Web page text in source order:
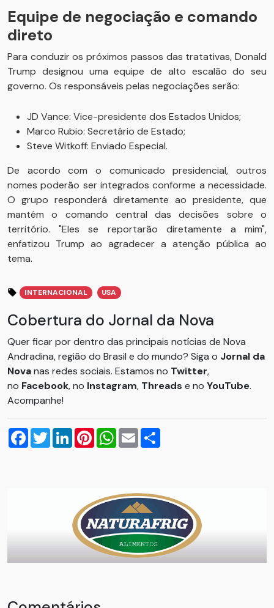
Equipe de negociação e comando
direto
Para conduzir os próximos passos das tratativas, Donald
Trump designou uma equipe de alto escalão do seu
governo. Os responsáveis pelas negociações serão:
JD Vance: Vice-presidente dos Estados Unidos;
Marco Rubio: Secretário de Estado;
Steve Witkoff: Enviado Especial.
De acordo com o comunicado presidencial, outros
nomes poderão ser integrados conforme a necessidade.
O grupo responderá diretamente ao presidente, que
mantém o comando central das decisões sobre o
território. "Eles se reportarão diretamente a mim",
enfatizou Trump ao agradecer a atenção pública ao
tema.
INTERNACIONAL USA
Cobertura do Jornal da Nova
Quer ficar por dentro das principais notícias de Nova
Andradina, região do Brasil e do mundo? Siga o Jornal da
Novanas redes sociais. Estamos no Twitter,
no Facebook, no Instagram, Threads e no YouTube.
Acompanhe!
Facebook
TwitterLinkedInPinterestWhatsApp
Email